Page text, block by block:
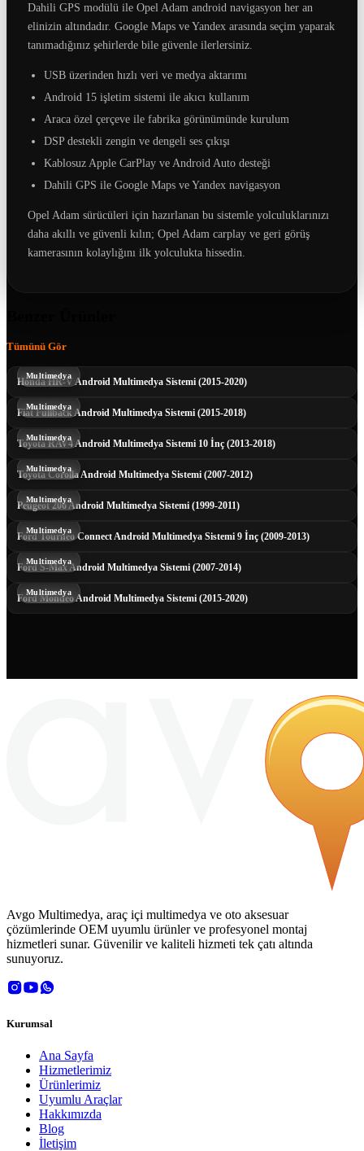
Dahili GPS modülü ile Opel Adam android navigasyon her an
elinizin altındadır. Google Maps ve Yandex arasında seçim yaparak
tanımadığınız şehirlerde bile güvenle ilerlersiniz.
USB üzerinden hızlı veri ve medya aktarımı
Android 15 işletim sistemi ile akıcı kullanım
Araca özel çerçeve ile fabrika görünümünde kurulum
DSP destekli zengin ve dengeli ses çıkışı
Kablosuz Apple CarPlay ve Android Auto desteği
Dahili GPS ile Google Maps ve Yandex navigasyon
Opel Adam sürücüleri için hazırlanan bu sistemle yolculuklarınızı
daha akıllı ve güvenli kılın; Opel Adam carplay ve geri görüş
kamerasının kolaylığını ilk yolculukta hissedin.
Tümünü Gör
Honda HR-V Android Multimedya Sistemi (2015-2020)
Multimedya
Fiat Fullback Android Multimedya Sistemi (2015-2018)
Multimedya
Toyota RAV4 Android Multimedya Sistemi 10 İnç (2013-2018)
Multimedya
Toyota Corolla Android Multimedya Sistemi (2007-2012)
Multimedya
Peugeot 206 Android Multimedya Sistemi (1999-2011)
Multimedya
Ford Tourneo Connect Android Multimedya Sistemi 9 İnç (2009-2013)
Multimedya
Ford S-Max Android Multimedya Sistemi (2007-2014)
Multimedya
Ford Mondeo Android Multimedya Sistemi (2015-2020)
Multimedya
Avgo Multimedya, araç içi multimedya ve oto aksesuar
çözümlerinde OEM uyumlu ürünler ve profesyonel montaj
hizmetleri sunar. Güvenilir ve kaliteli hizmeti tek çatı altında
sunuyoruz.
Kurumsal
Ana Sayfa
Hizmetlerimiz
Ürünlerimiz
Uyumlu Araçlar
Hakkımızda
Blog
İletişim